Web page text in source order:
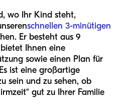
wo Ihr Kind steht,
schnellen 3-minütigen
Er besteht aus 9
Ihnen eine
sowie einen Plan für
ist eine großartige
sein und zu sehen, ob
gut zu Ihrer Familie